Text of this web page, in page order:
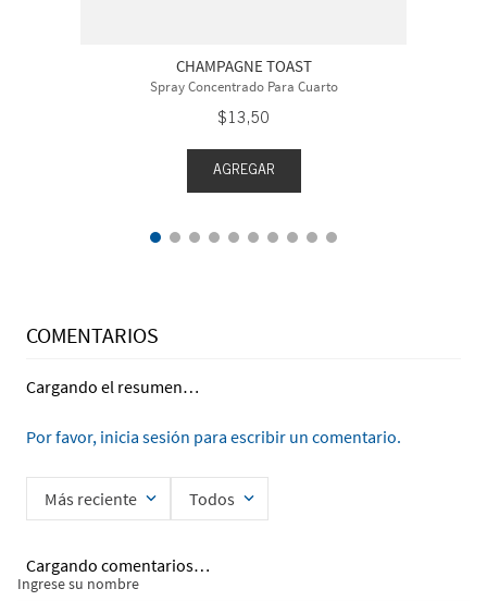
CHAMPAGNE TOAST
Spray Concentrado Para Cuarto
$13,50
AGREGAR
COMENTARIOS
Cargando el resumen…
Por favor, inicia sesión para escribir un comentario.
Más reciente Todos
Cargando comentarios…
Ingrese su nombre